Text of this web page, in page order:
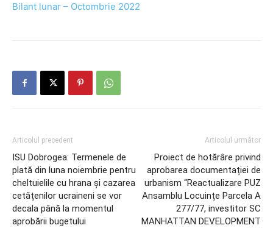
Bilant lunar – Octombrie 2022
Articolul precedent
ISU Dobrogea: Termenele de
plată din luna noiembrie pentru
cheltuielile cu hrana și cazarea
cetățenilor ucraineni se vor
decala până la momentul
aprobării bugetului
Articolul următor
Proiect de hotărâre privind
aprobarea documentației de
urbanism “Reactualizare PUZ
Ansamblu Locuințe Parcela A
277/77, investitor SC
MANHATTAN DEVELOPMENT